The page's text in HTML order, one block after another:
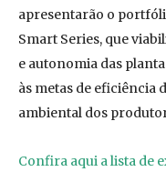
apresentarão o
Smart Series, que
e autonomia das
às metas de eficiência
ambiental dos
Confira aqui a lista de